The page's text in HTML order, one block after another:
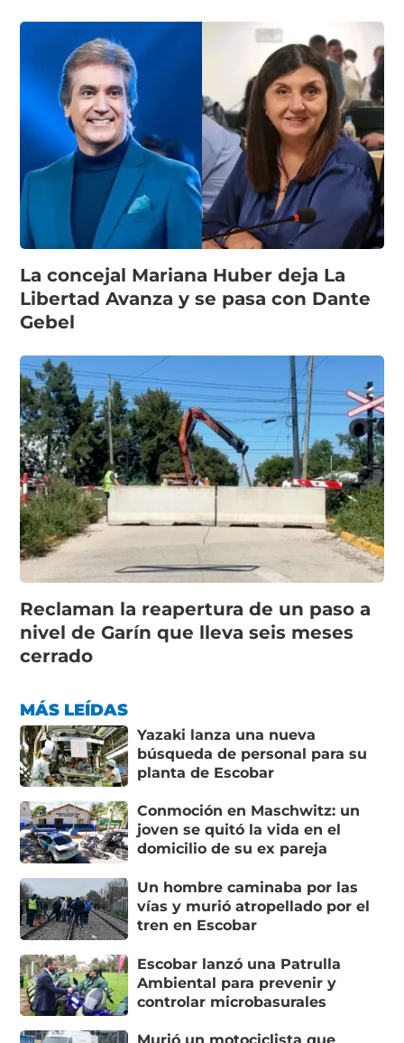
La concejal Mariana Huber deja La
Libertad Avanza y se pasa con Dante
Gebel
Reclaman la reapertura de un paso a
nivel de Garín que lleva seis meses
cerrado
MÁS LEÍDAS
Yazaki lanza una nueva
búsqueda de personal para su
planta de Escobar
Conmoción en Maschwitz: un
joven se quitó la vida en el
domicilio de su ex pareja
Un hombre caminaba por las
vías y murió atropellado por el
tren en Escobar
Escobar lanzó una Patrulla
Ambiental para prevenir y
controlar microbasurales